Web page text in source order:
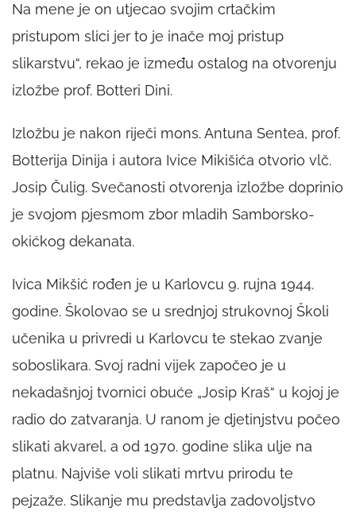
Na mene je on utjecao svojim crtačkim
pristupom slici jer to je inače moj pristup
slikarstvu“, rekao je između ostalog na otvorenju
izložbe prof. Botteri Dini.
Izložbu je nakon riječi mons. Antuna Sentea, prof.
Botterija Dinija i autora Ivice Mikišića otvorio vlč.
Josip Čulig. Svečanosti otvorenja izložbe doprinio
je svojom pjesmom zbor mladih Samborsko-
okićkog dekanata.
Ivica Mikšić rođen je u Karlovcu 9. rujna 1944.
godine. Školovao se u srednjoj strukovnoj Školi
učenika u privredi u Karlovcu te stekao zvanje
soboslikara. Svoj radni vijek započeo je u
nekadašnjoj tvornici obuće „Josip Kraš“ u kojoj je
radio do zatvaranja. U ranom je djetinjstvu počeo
slikati akvarel, a od 1970. godine slika ulje na
platnu. Najviše voli slikati mrtvu prirodu te
pejzaže. Slikanje mu predstavlja zadovoljstvo